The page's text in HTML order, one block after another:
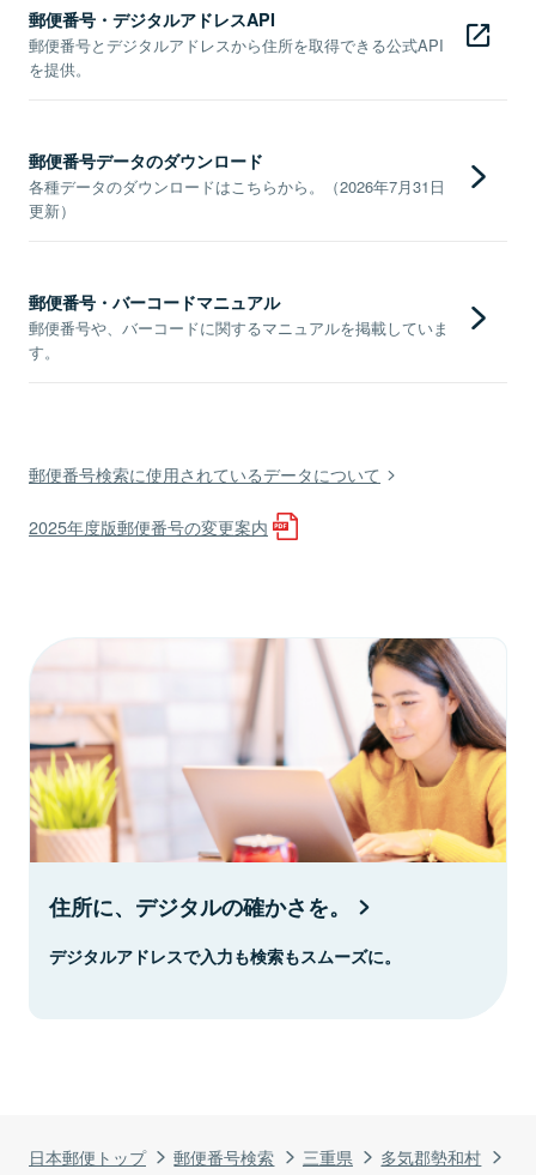
日本郵便トップ 郵便番号検索 三重県
多気郡勢和村
郵便番号・デジタルアドレスAPI
郵便番号とデジタルアドレスから住所を取得できる公式API
を提供。
郵便番号データのダウンロード
各種データのダウンロードはこちらから。（2026年7月31日
更新）
郵便番号・バーコードマニュアル
郵便番号や、バーコードに関するマニュアルを掲載していま
す。
郵便番号検索に使用されているデータについて
2025年度版郵便番号の変更案内
住所に、デジタルの確かさを。
デジタルアドレスで入力も検索もスムーズに。